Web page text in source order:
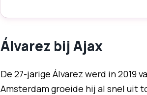
Álvarez bij Ajax
De 27-jarige Álvarez werd in 2019
Amsterdam groeide hij al snel uit